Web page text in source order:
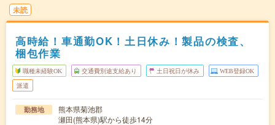
未読
高時給！車通勤OK！土日休み！製品の検査、
梱包作業
職種未経験OK 交通費別途支給あり 土日祝日が休み WEB登録OK
派遣
勤務地
熊本県菊池郡
瀬田(熊本県)駅から徒歩14分